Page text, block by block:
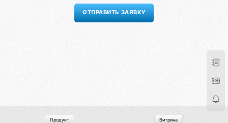
Продукт Витрина